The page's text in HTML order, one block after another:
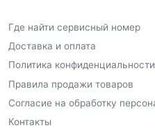
Где найти сервисный номер
Доставка и оплата
Политика конфиденциальности
Правила продажи товаров
Согласие на обработку
Контакты